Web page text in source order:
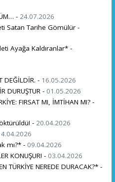
- 24.07.2026
Satan Tarihe Gömülür -
Ayağa Kaldıranlar* -
DEĞİLDİR. - 16.05.2026
DURUŞTUR - 01.05.2026
FIRSAT MI, İMTİHAN MI? -
- 20.04.2026
mı?* - 09.04.2026
KONUŞUR! - 03.04.2026
TÜRKİYE NEREDE DURACAK?* -